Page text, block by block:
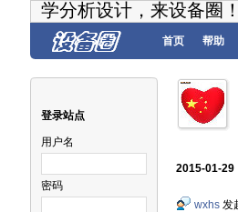
学分析设计，来设备圈
首页 帮助
登录站点
用户名
密码
2015-01-29
wxhs 发